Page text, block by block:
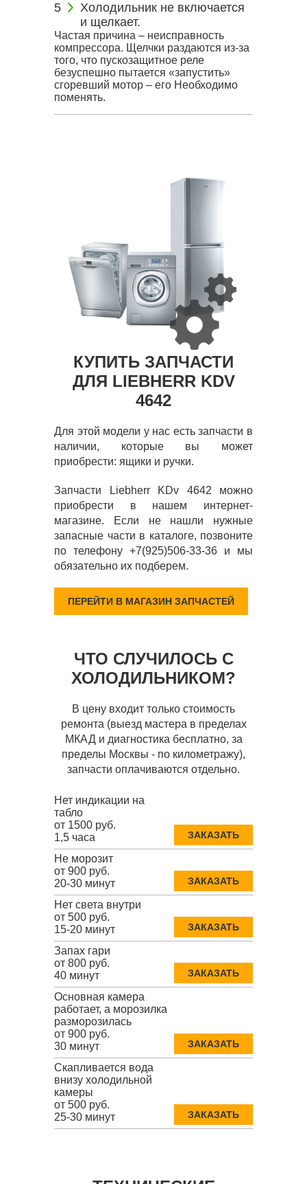
Холодильник не включается
и щелкает.
Частая причина – неисправность
компрессора. Щелчки раздаются из-за
того, что пускозащитное реле
безуспешно пытается «запустить»
сгоревший мотор – его Необходимо
поменять.
КУПИТЬ ЗАПЧАСТИ
ДЛЯ LIEBHERR KDV
4642
Для этой модели у нас есть запчасти в
наличии, которые вы может
приобрести: ящики и ручки.
Запчасти Liebherr KDv 4642 можно
приобрести в нашем интернет-
магазине. Если не нашли нужные
запасные части в каталоге, позвоните
по телефону +7(925)506-33-36 и мы
обязательно их подберем.
ПЕРЕЙТИ В МАГАЗИН ЗАПЧАСТЕЙ
ЧТО СЛУЧИЛОСЬ С
ХОЛОДИЛЬНИКОМ?
В цену входит только стоимость
ремонта (выезд мастера в пределах
МКАД и диагностика бесплатно, за
пределы Москвы - по километражу),
запчасти оплачиваются отдельно.
Нет индикации на
табло
от 1500 руб.
1,5 часа
ЗАКАЗАТЬ
Не морозит
от 900 руб.
20-30 минут
ЗАКАЗАТЬ
Нет света внутри
от 500 руб.
15-20 минут
ЗАКАЗАТЬ
Запах гари
от 800 руб.
40 минут
ЗАКАЗАТЬ
Основная камера
работает, а морозилка
разморозилась
от 900 руб.
30 минут
ЗАКАЗАТЬ
Скапливается вода
внизу холодильной
камеры
от 500 руб.
25-30 минут
ЗАКАЗАТЬ